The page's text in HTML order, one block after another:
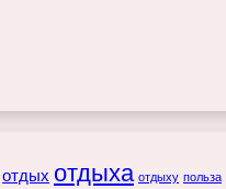
отдых отдыха отдыху польза